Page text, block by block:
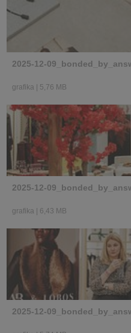
2025-12-
grafika 5,76 MB
2025-12-
grafika 6,43 MB
2025-12-